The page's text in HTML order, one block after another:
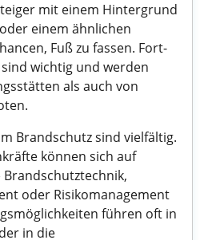
mit einem Hintergrund
einem ähnlichen
Fuß zu fassen. Fort-
wichtig und werden
als auch von
Brandschutz sind vielfältig.
können sich auf
Brandschutztechnik,
oder Risikomanagement
führen oft in
in die